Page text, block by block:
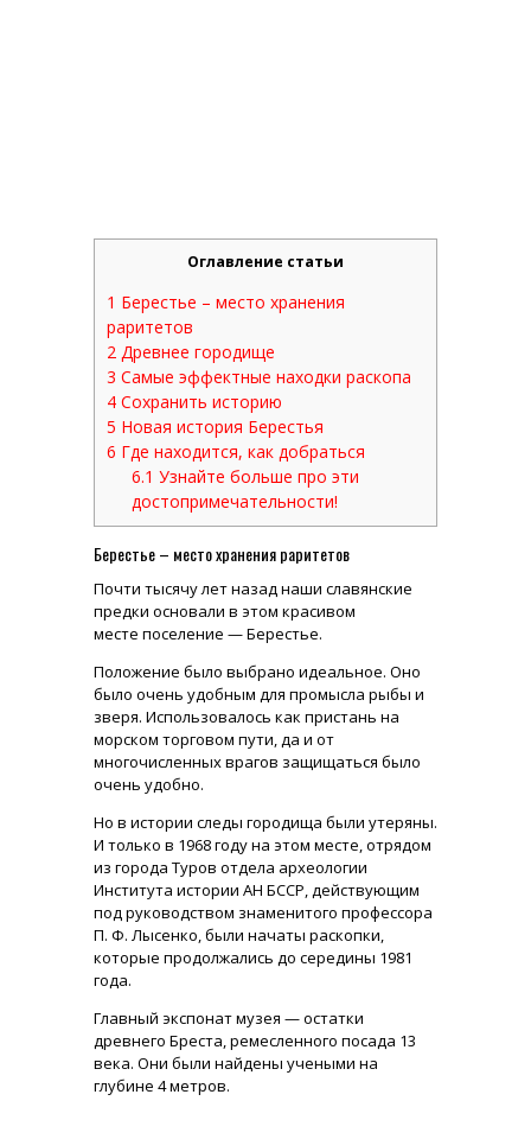
Оглавление статьи
1 Берестье – место хранения
раритетов
2 Древнее городище
3 Самые эффектные находки раскопа
4 Сохранить историю
5 Новая история Берестья
6 Где находится, как добраться
6.1 Узнайте больше про эти
достопримечательности!
Берестье – место хранения раритетов
Почти тысячу лет назад наши славянские
предки основали в этом красивом
месте поселение — Берестье.
Положение было выбрано идеальное. Оно
было очень удобным для промысла рыбы и
зверя. Использовалось как пристань на
морском торговом пути, да и от
многочисленных врагов защищаться было
очень удобно.
Но в истории следы городища были утеряны.
И только в 1968 году на этом месте, отрядом
из города Туров отдела археологии
Института истории АН БССР, действующим
под руководством знаменитого профессора
П. Ф. Лысенко, были начаты раскопки,
которые продолжались до середины 1981
года.
Главный экспонат музея — остатки
древнего Бреста, ремесленного посада 13
века. Они были найдены учеными на
глубине 4 метров.